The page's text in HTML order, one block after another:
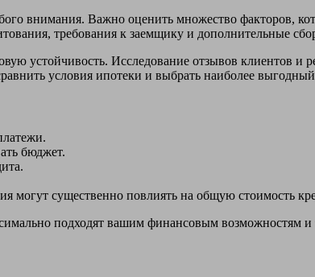
внимания. Важно оценить множество факторов,
требования к заемщику и дополнительные
устойчивость. Исследование отзывов клиентов и
условия ипотеки и выбрать наиболее
бюджет.
могут существенно повлиять на общую стоимость
подходят вашим финансовым возможностям и